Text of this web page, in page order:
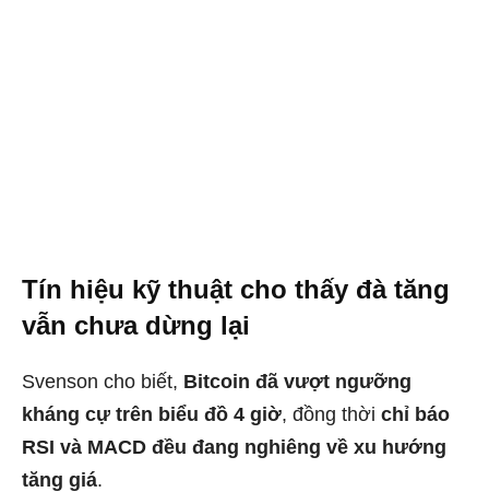
Tín hiệu kỹ thuật cho thấy đà tăng
vẫn chưa dừng lại
Svenson cho biết, Bitcoin đã vượt ngưỡng
kháng cự trên biểu đồ 4 giờ, đồng thời chỉ báo
RSI và MACD đều đang nghiêng về xu hướng
tăng giá.